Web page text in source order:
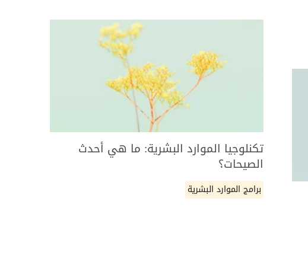
تكنلوجيا الموارد البشرية: ما هي أحدث
الصيحات؟
برامج الموارد البشرية